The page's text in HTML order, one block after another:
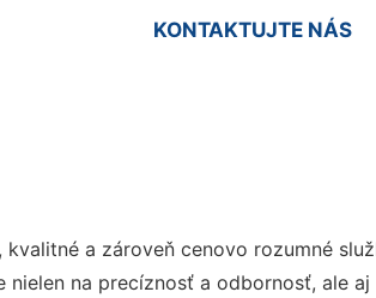
KONTAKTUJTE NÁS
kvalitné a zároveň cenovo rozumné
na precíznosť a odbornosť, ale